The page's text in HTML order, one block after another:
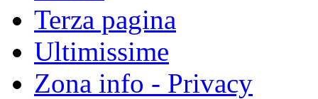
Terza pagina
Ultimissime
Zona info - Privacy